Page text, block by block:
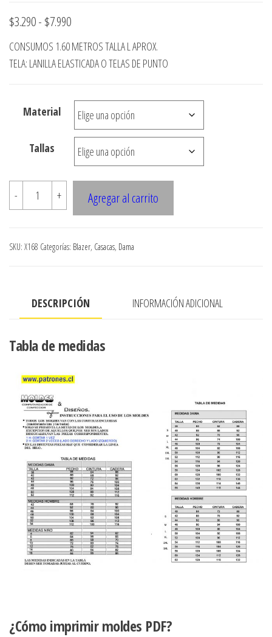
$3.290- $7.990Rango
de
precios:
$3.290
hasta
$7.990
CONSUMOS 1.60 METROS TALLA L APROX.
TELA: LANILLA ELASTICADA O TELAS DE PUNTO
Material
Tallas
-
X168
Chaqueta
cuello
drapeado
amarra
cantidad
+ Agregar al carrito
SKU: X168 Categorías: Blazer, Casacas, Dama
DESCRIPCIÓN INFORMACIÓN ADICIONAL
Tabla de medidas
¿Cómo imprimir moldes PDF?